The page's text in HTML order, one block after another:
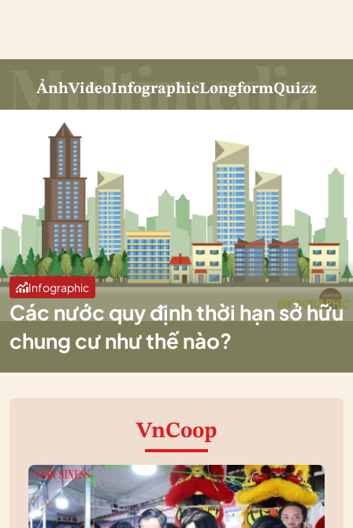
ẢnhVideoInfographicLongformQuizz
Infographic
Các nước quy định thời hạn sở hữu
chung cư như thế nào?
VnCoop